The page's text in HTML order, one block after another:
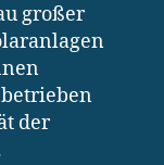
großer
der